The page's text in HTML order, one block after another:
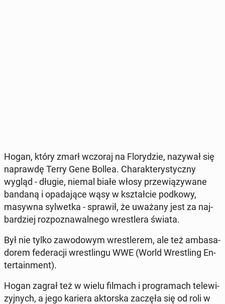
Hogan, który zmarł wczoraj na Flo­ry­dzie, nazywał się
na­praw­dę Terry Gene Bollea. Cha­rak­te­ry­stycz­ny
wygląd - długie, niemal białe włosy prze­wią­zy­wa­ne
bandaną i opa­da­ją­ce wąsy w kształ­cie podkowy,
masywna syl­wet­ka - sprawił, że uważany jest za naj­
bar­dziej roz­po­zna­wal­ne­go wre­stle­ra świata.
Był nie tylko za­wo­do­wym wre­stle­rem, ale też am­ba­sa­
do­rem fe­de­ra­cji wre­stlin­gu WWE (World Wre­stling En­
ter­ta­in­ment).
Hogan zagrał też w wielu filmach i pro­gra­mach te­le­wi­
zyj­nych, a jego kariera ak­tor­ska zaczęła się od roli w